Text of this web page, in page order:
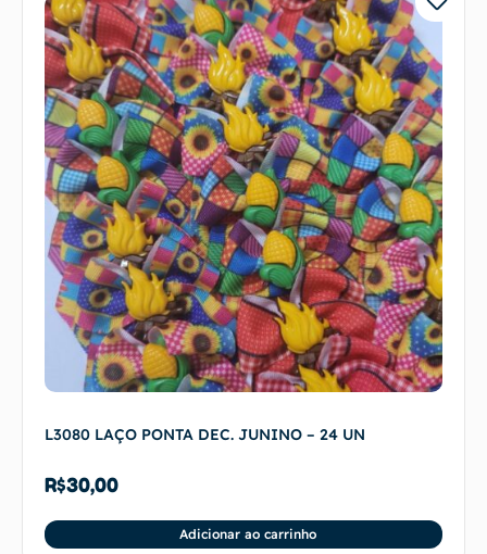
L3080 LAÇO PONTA DEC. JUNINO – 24 UN
R$30,00
Adicionar ao carrinho